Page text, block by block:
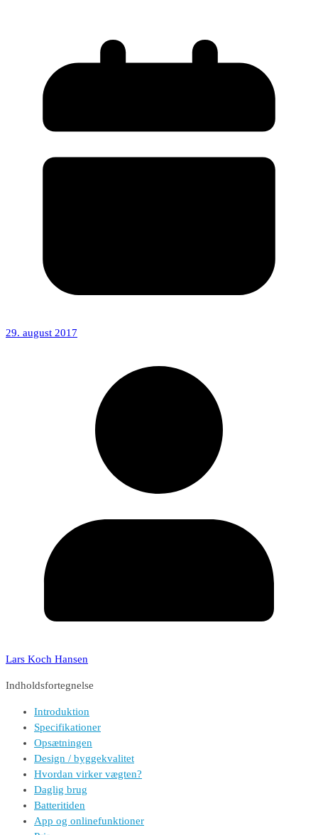
29. august 2017
Lars Koch Hansen
Indholdsfortegnelse
Introduktion
Specifikationer
Opsætningen
Design / byggekvalitet
Hvordan virker vægten?
Daglig brug
Batteritiden
App og onlinefunktioner